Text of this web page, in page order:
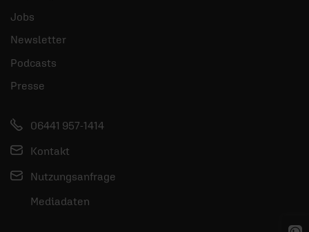
Jobs
Newsletter
Podcasts
Presse
06441 957-1414
Kontakt
Nutzungsanfrage
Mediadaten